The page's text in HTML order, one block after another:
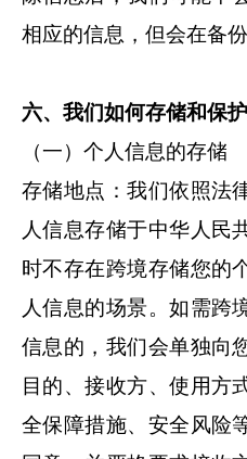
相应的信息，但会在备
六、我们如何存储和保
（一）个人信息的存储
存储地点：我们依照法
人信息存储于中华人民
时不存在跨境存储您的
人信息的场景。如需跨
信息的，我们会单独向
目的、接收方、使用方
全保障措施、安全风险